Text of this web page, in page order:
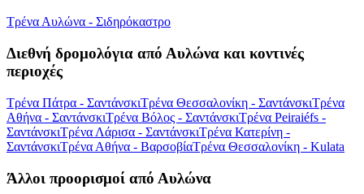
Τρένα Αυλώνα - Σιδηρόκαστρο
Διεθνή δρομολόγια από Αυλώνα και κοντινές
περιοχές
Τρένα Πάτρα - ΣαντάνσκιΤρένα Θεσσαλονίκη - ΣαντάνσκιΤρένα
Αθήνα - ΣαντάνσκιΤρένα Βόλος - ΣαντάνσκιΤρένα Peiraiéfs -
ΣαντάνσκιΤρένα Λάρισα - ΣαντάνσκιΤρένα Κατερίνη -
ΣαντάνσκιΤρένα Αθήνα - ΒαρσοβίαΤρένα Θεσσαλονίκη - Kulata
Άλλοι προορισμοί από Αυλώνα